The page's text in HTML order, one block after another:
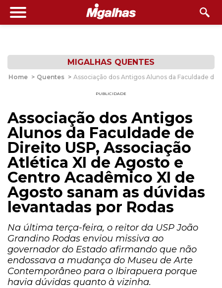
MIGALHAS QUENTES
Home > Quentes > Associação dos Antigos Alunos da Faculdade
PUBLICIDADE
Associação dos Antigos
Alunos da Faculdade de
Direito USP, Associação
Atlética XI de Agosto e
Centro Acadêmico XI de
Agosto sanam as dúvidas
levantadas por Rodas
Na última terça-feira, o reitor da USP João
Grandino Rodas enviou missiva ao
governador do Estado afirmando que não
endossava a mudança do Museu de Arte
Contemporâneo para o Ibirapuera porque
havia dúvidas quanto à vizinha.